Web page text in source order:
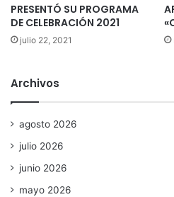
PRESENTÓ SU PROGRAMA
DE CELEBRACIÓN 2021
julio 22, 2021
Archivos
agosto 2026
julio 2026
junio 2026
mayo 2026